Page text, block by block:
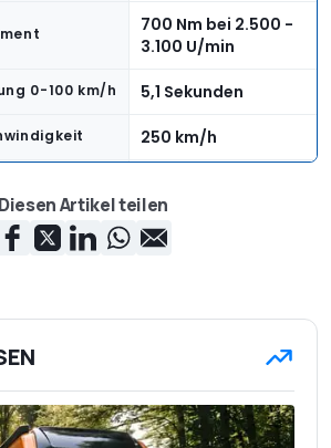
700 Nm bei 2.500 -
3.100 U/min
0-100 km/h 5,1 Sekunden
250 km/h
635 kg
Normverbrauch: 6,5
Testverbrauch: ca.
171 g/km CO2
Diesen Artikel teilen